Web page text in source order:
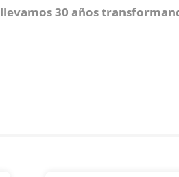
llevamos 30 años